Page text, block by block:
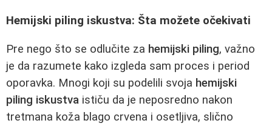
Hemijski piling iskustva: Šta možete očekivati
Pre nego što se odlučite za hemijski piling, važno
je da razumete kako izgleda sam proces i period
oporavka. Mnogi koji su podelili svoja hemijski
piling iskustva ističu da je neposredno nakon
tretmana koža blago crvena i osetljiva, slično